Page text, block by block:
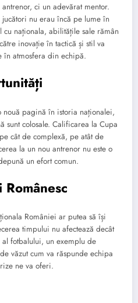
ci un adevărat mentor.
nu erau încă pe lume în
naționala, abilitățile sale rămân
inovație în tactică și stil va
în atmosfera din echipă.
nouă pagină în istoria naționalei,
sunt colosale. Calificarea la Cupa
cât de complexă, pe atât de
la un nou antrenor nu este o
un efort comun.
României ar putea să își
timpului nu afectează decât
fotbalului, un exemplu de
văzut cum va răspunde echipa
ne va oferi.